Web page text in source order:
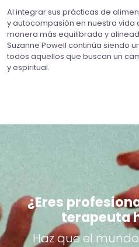
Al integrar sus prácticas de
y autocompasión en nuestra vida
manera más equilibrada y
Suzanne Powell continúa siendo
todos aquellos que buscan un
y espiritual.
¿Eres
terapeuta
Haz que el